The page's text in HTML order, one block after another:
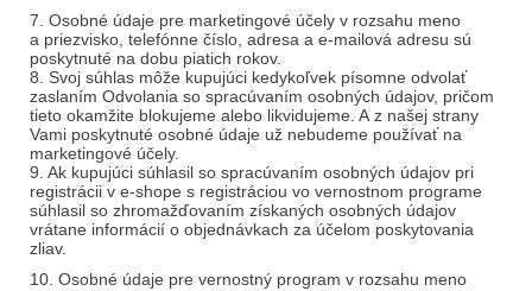
7. Osobné údaje pre marketingové účely v rozsahu meno
a priezvisko, telefónne číslo, adresa a e-mailová adresu sú
poskytnuté na dobu piatich rokov.
8. Svoj súhlas môže kupujúci kedykoľvek písomne odvolať
zaslaním Odvolania so spracúvaním osobných údajov, pričom
tieto okamžite blokujeme alebo likvidujeme. A z našej strany
Vami poskytnuté osobné údaje už nebudeme používať na
marketingové účely.
9. Ak kupujúci súhlasil so spracúvaním osobných údajov pri
registrácii v e-shope s registráciou vo vernostnom programe
súhlasil so zhromažďovaním získaných osobných údajov
vrátane informácií o objednávkach za účelom poskytovania
zliav.
10. Osobné údaje pre vernostný program v rozsahu meno